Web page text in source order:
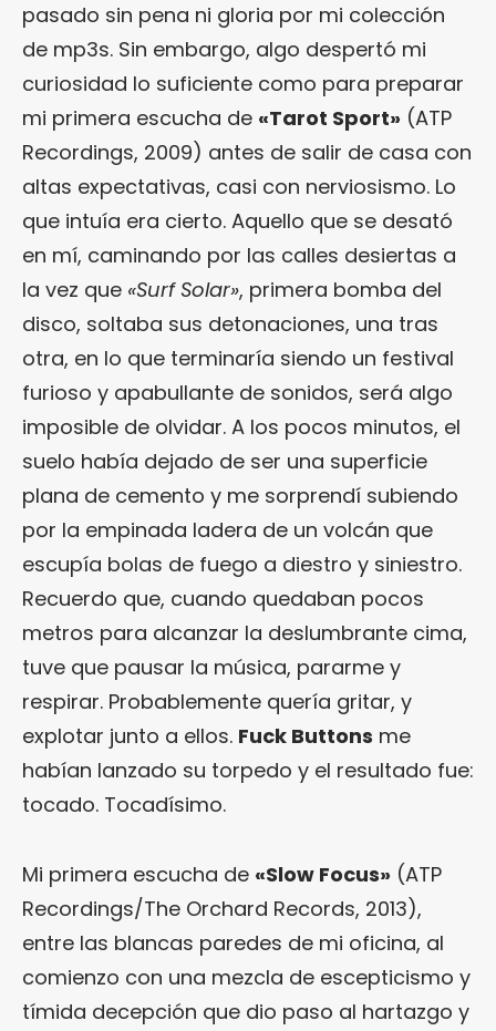
pasado sin pena ni gloria por mi colección
de mp3s. Sin embargo, algo despertó mi
curiosidad lo suficiente como para preparar
mi primera escucha de «Tarot Sport» (ATP
Recordings, 2009) antes de salir de casa con
altas expectativas, casi con nerviosismo. Lo
que intuía era cierto. Aquello que se desató
en mí, caminando por las calles desiertas a
la vez que «Surf Solar», primera bomba del
disco, soltaba sus detonaciones, una tras
otra, en lo que terminaría siendo un festival
furioso y apabullante de sonidos, será algo
imposible de olvidar. A los pocos minutos, el
suelo había dejado de ser una superficie
plana de cemento y me sorprendí subiendo
por la empinada ladera de un volcán que
escupía bolas de fuego a diestro y siniestro.
Recuerdo que, cuando quedaban pocos
metros para alcanzar la deslumbrante cima,
tuve que pausar la música, pararme y
respirar. Probablemente quería gritar, y
explotar junto a ellos. Fuck Buttons me
habían lanzado su torpedo y el resultado fue:
tocado. Tocadísimo.
Mi primera escucha de «Slow Focus» (ATP
Recordings/The Orchard Records, 2013),
entre las blancas paredes de mi oficina, al
comienzo con una mezcla de escepticismo y
tímida decepción que dio paso al hartazgo y